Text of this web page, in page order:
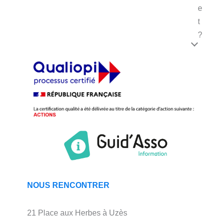
e
t
?
NOUS RENCONTRER
21 Place aux Herbes à Uzès